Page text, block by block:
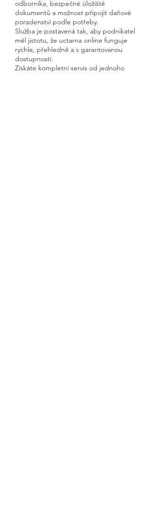
odborníka, bezpečné úložiště
dokumentů a možnost připojit daňové
poradenství podle potřeby.
Služba je postavená tak, aby podnikatel
měl jistotu, že uctarna online funguje
rychle, přehledně a s garantovanou
dostupností.
Získáte kompletní servis od jednoho